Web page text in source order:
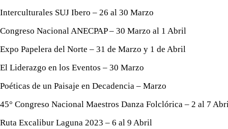
Interculturales SUJ Ibero – 26 al 30 Marzo
Congreso Nacional ANECPAP – 30 Marzo al 1 Abril
Expo Papelera del Norte – 31 de Marzo y 1 de Abril
El Liderazgo en los Eventos – 30 Marzo
Poéticas de un Paisaje en Decadencia – Marzo
45° Congreso Nacional Maestros Danza Folclórica – 2 al 7
Ruta Excalibur Laguna 2023 – 6 al 9 Abril